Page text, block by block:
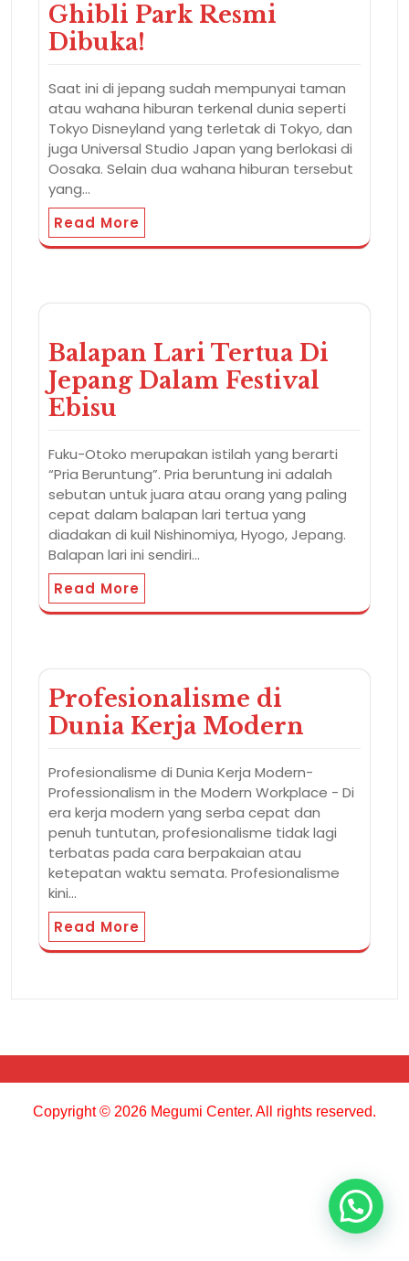
Ghibli Park Resmi
Dibuka!
Saat ini di jepang sudah mempunyai taman
atau wahana hiburan terkenal dunia seperti
Tokyo Disneyland yang terletak di Tokyo, dan
juga Universal Studio Japan yang berlokasi di
Oosaka. Selain dua wahana hiburan tersebut
yang…
Read More
Balapan Lari Tertua Di
Jepang Dalam Festival
Ebisu
Fuku-Otoko merupakan istilah yang berarti
“Pria Beruntung”. Pria beruntung ini adalah
sebutan untuk juara atau orang yang paling
cepat dalam balapan lari tertua yang
diadakan di kuil Nishinomiya, Hyogo, Jepang.
Balapan lari ini sendiri…
Read More
Profesionalisme di
Dunia Kerja Modern
Profesionalisme di Dunia Kerja Modern-
Professionalism in the Modern Workplace - Di
era kerja modern yang serba cepat dan
penuh tuntutan, profesionalisme tidak lagi
terbatas pada cara berpakaian atau
ketepatan waktu semata. Profesionalisme
kini…
Read More
Copyright © 2026 Megumi Center. All rights reserved.